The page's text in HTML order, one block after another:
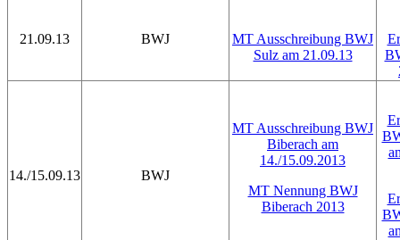
21.09.13 BWJ
MT Ausschreibung BWJ
Sulz am 21.09.13
14./15.09.13 BWJ
MT Ausschreibung BWJ
Biberach am
14./15.09.2013
MT Nennung BWJ
Biberach 2013